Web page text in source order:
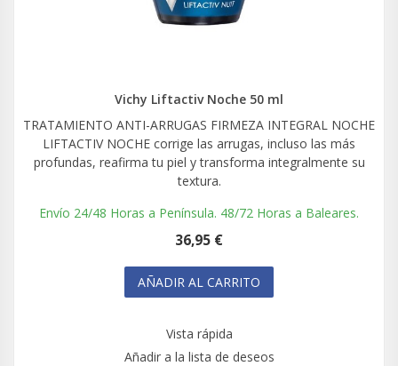
Vichy Liftactiv Noche 50 ml
TRATAMIENTO ANTI-ARRUGAS FIRMEZA INTEGRAL NOCHE
LIFTACTIV NOCHE corrige las arrugas, incluso las más
profundas, reafirma tu piel y transforma integralmente su
textura.
Envío 24/48 Horas a Península. 48/72 Horas a Baleares.
36,95 €
AÑADIR AL CARRITO
Vista rápida
Añadir a la lista de deseos